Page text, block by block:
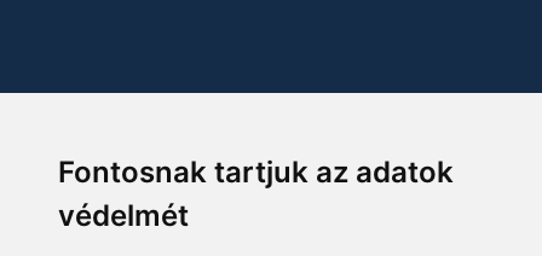
Fontosnak tartjuk az adatok
védelmét